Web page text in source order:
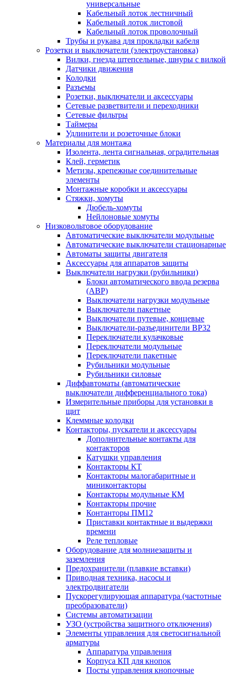
универсальные
Кабельный лоток лестничный
Кабельный лоток листовой
Кабельный лоток проволочный
Трубы и рукава для прокладки кабеля
Розетки и выключатели (электроустановка)
Вилки, гнезда штепсельные, шнуры с вилкой
Датчики движения
Колодки
Разъемы
Розетки, выключатели и аксессуары
Сетевые разветвители и переходники
Сетевые фильтры
Таймеры
Удлинители и розеточные блоки
Материалы для монтажа
Изолента, лента сигнальная, оградительная
Клей, герметик
Метизы, крепежные соединительные
элементы
Монтажные коробки и аксессуары
Стяжки, хомуты
Дюбель-хомуты
Нейлоновые хомуты
Низковольтовое оборудование
Автоматические выключатели модульные
Автоматические выключатели стационарные
Автоматы защиты двигателя
Аксессуары для аппаратов защиты
Выключатели нагрузки (рубильники)
Блоки автоматического ввода резерва
(АВР)
Выключатели нагрузки модульные
Выключатели пакетные
Выключатели путевые, концевые
Выключатели-разъединители ВР32
Переключатели кулачковые
Переключатели модульные
Переключатели пакетные
Рубильники модульные
Рубильники силовые
Диффавтоматы (автоматические
выключатели дифференциального тока)
Измерительные приборы для установки в
щит
Клеммные колодки
Контакторы, пускатели и аксессуары
Дополнительные контакты для
контакторов
Катушки управления
Контакторы КТ
Контакторы малогабаритные и
миниконтакторы
Контакторы модульные КМ
Контакторы прочие
Контанторы ПМ12
Приставки контактные и выдержки
времени
Реле тепловые
Оборудование для молниезащиты и
заземления
Предохранители (плавкие вставки)
Приводная техника, насосы и
электродвигатели
Пускорегулирующая аппаратура (частотные
преобразователи)
Системы автоматизации
УЗО (устройства защитного отключения)
Элементы управления для светосигнальной
арматуры
Аппаратура управления
Корпуса КП для кнопок
Посты управления кнопочные